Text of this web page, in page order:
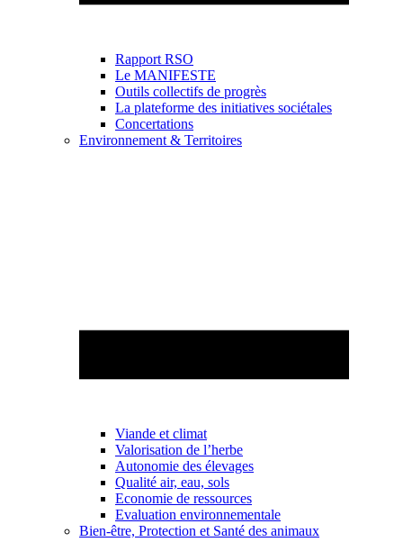
Rapport RSO
Le MANIFESTE
Outils collectifs de progrès
La plateforme des initiatives sociétales
Concertations
Environnement & Territoires
Viande et climat
Valorisation de l’herbe
Autonomie des élevages
Qualité air, eau, sols
Economie de ressources
Evaluation environnementale
Bien-être, Protection et Santé des animaux